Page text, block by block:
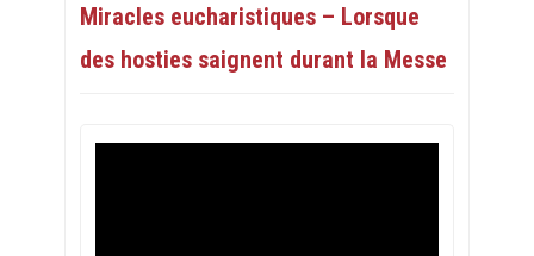
Miracles eucharistiques – Lorsque
des hosties saignent durant la Messe